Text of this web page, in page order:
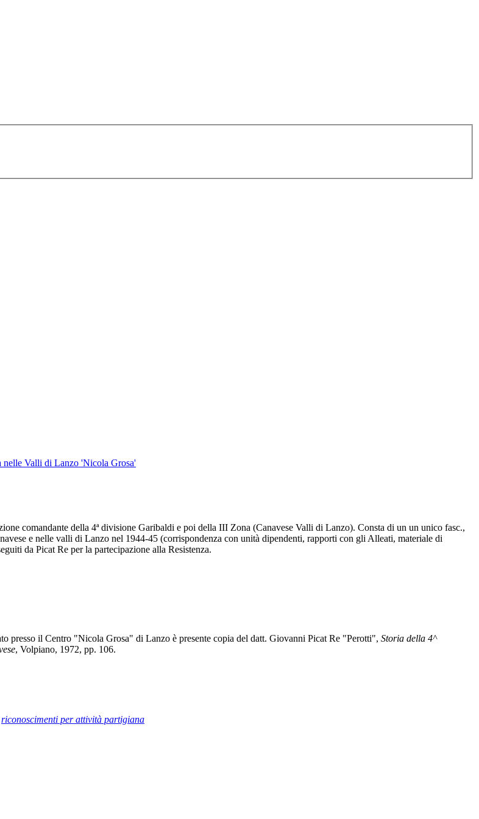
nelle Valli di Lanzo 'Nicola Grosa'
comandante della 4ª divisione Garibaldi e poi della III Zona (Canavese Valli di Lanzo). Consta di un un unico fasc.,
e nelle valli di Lanzo nel 1944-45 (corrispondenza con unità dipendenti, rapporti con gli Alleati, materiale di
da Picat Re per la partecipazione alla Resistenza.
presso il Centro "Nicola Grosa" di Lanzo è presente copia del datt. Giovanni Picat Re "Perotti", Storia della 4^
, Volpiano, 1972, pp. 106.
riconoscimenti per attività partigiana